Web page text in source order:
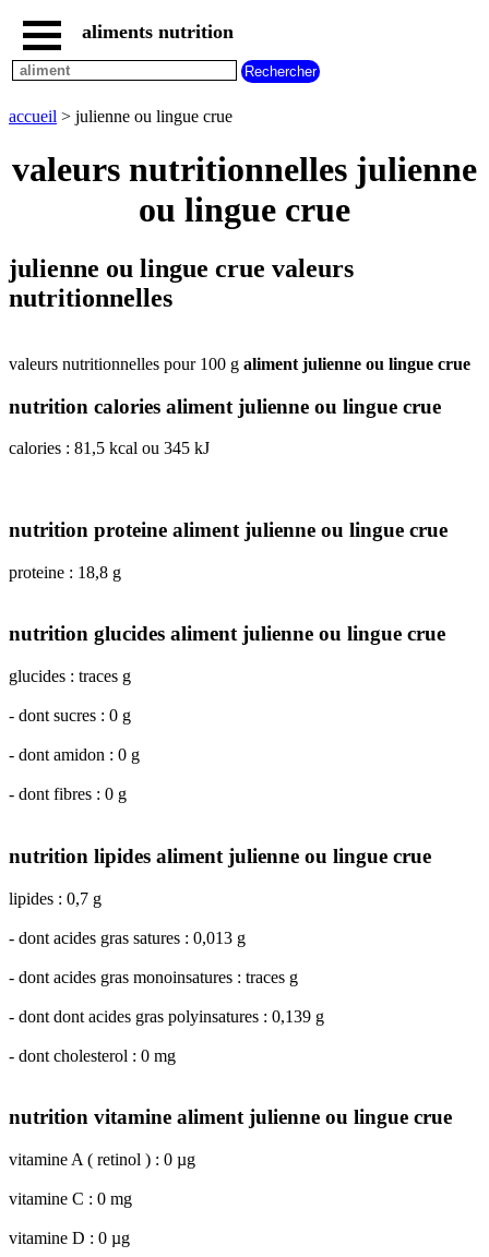
accueil
tous
aliments
aliments
les
aliments
par
familles
H
I J K L M
N
O
P Q R S T
U
aliments nutrition
accueil > julienne ou lingue crue
valeurs nutritionnelles julienne
ou lingue crue
julienne ou lingue crue valeurs
nutritionnelles
valeurs nutritionnelles pour 100 g aliment julienne ou lingue crue
nutrition calories aliment julienne ou lingue crue
calories : 81,5 kcal ou 345 kJ
nutrition proteine aliment julienne ou lingue crue
proteine : 18,8 g
nutrition glucides aliment julienne ou lingue crue
glucides : traces g
- dont sucres : 0 g
- dont amidon : 0 g
- dont fibres : 0 g
nutrition lipides aliment julienne ou lingue crue
lipides : 0,7 g
- dont acides gras satures : 0,013 g
- dont acides gras monoinsatures : traces g
- dont dont acides gras polyinsatures : 0,139 g
- dont cholesterol : 0 mg
nutrition vitamine aliment julienne ou lingue crue
vitamine A ( retinol ) : 0 µg
vitamine C : 0 mg
vitamine D : 0 µg